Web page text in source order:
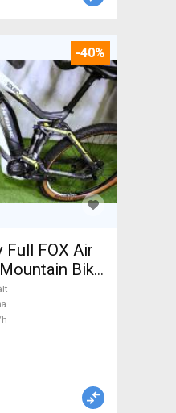
-40%
Full FOX Air
Bike